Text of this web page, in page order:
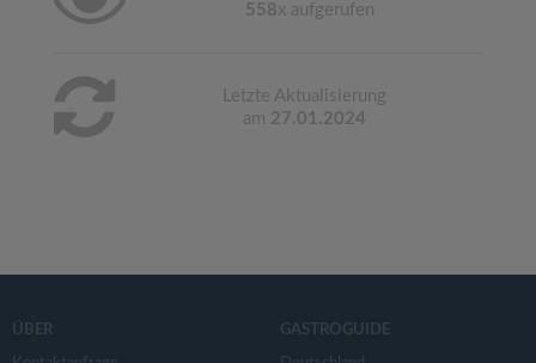
558x aufgerufen
Letzte Aktualisierung
am 27.01.2024
ÜBER GASTROGUIDE